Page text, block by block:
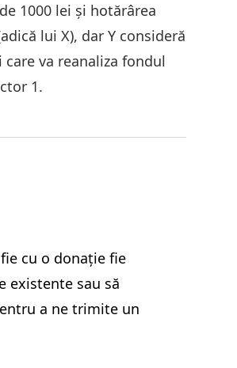
1000 lei și hotărârea
lui X), dar Y consideră
va reanaliza fondul
1.
cu o donație fie
existente sau să
a ne trimite un